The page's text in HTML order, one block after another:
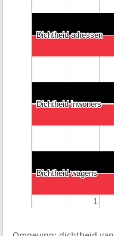
1
1
Dichtheid adressen
Dichtheid adressen
Dichtheid inwoners
Dichtheid inwoners
Dichtheid wagens
Dichtheid wagens